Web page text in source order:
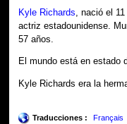
Kyle Richards , nació el
actriz estadounidense.
57 años.
El mundo está en estado
Kyle Richards era la
Traducciones : Français